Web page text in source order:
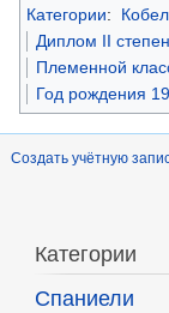
Категории:
Диплом II
Племенной
Год рождения
Создать учётную
Категории
Спаниели